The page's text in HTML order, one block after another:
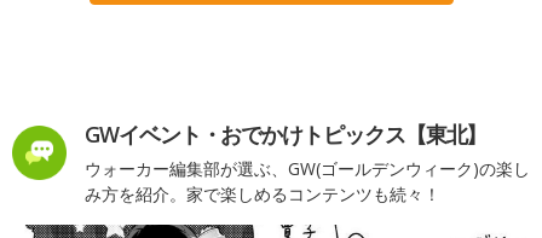
GWイベント・おでかけトピックス【東北】
ウォーカー編集部が選ぶ、GW(ゴールデンウィーク)の楽し
み方を紹介。家で楽しめるコンテンツも続々！